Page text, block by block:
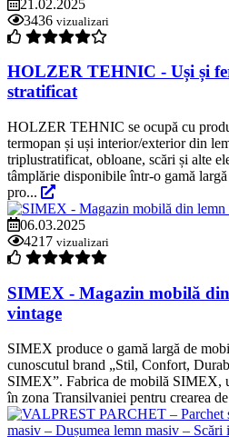
21.02.2025
3436 vizualizari
HOLZER TEHNIC - Uși și
stratificat
HOLZER TEHNIC se ocupă cu
termopan și uși interior/exterior din
triplustratificat, obloane, scări și alte
tâmplărie disponibile într-o gamă
pro...
06.03.2025
4217 vizualizari
SIMEX - Magazin mobilă
vintage
SIMEX produce o gamă largă de
cunoscutul brand „Stil, Confort,
SIMEX”. Fabrica de mobilă SIMEX,
în zona Transilvaniei pentru crearea